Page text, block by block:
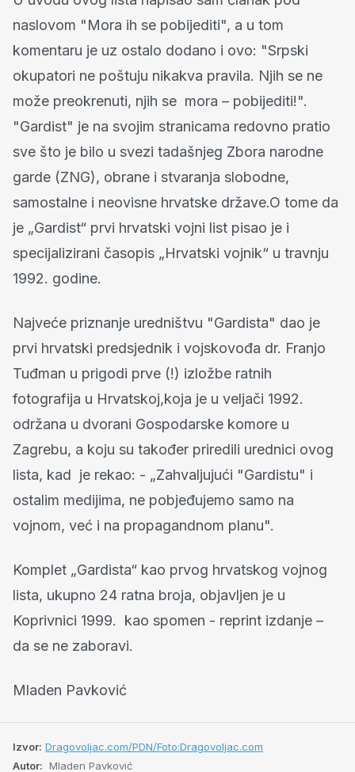
naslovom "Mora ih se pobijediti", a u tom
komentaru je uz ostalo dodano i ovo: "Srpski
okupatori ne poštuju nikakva pravila. Njih se ne
može preokrenuti, njih se mora – pobijediti!".
"Gardist" je na svojim stranicama redovno pratio
sve što je bilo u svezi tadašnjeg Zbora narodne
garde (ZNG), obrane i stvaranja slobodne,
samostalne i neovisne hrvatske države.O tome da
je „Gardist“ prvi hrvatski vojni list pisao je i
specijalizirani časopis „Hrvatski vojnik“ u travnju
1992. godine.
Najveće priznanje uredništvu "Gardista" dao je
prvi hrvatski predsjednik i vojskovođa dr. Franjo
Tuđman u prigodi prve (!) izložbe ratnih
fotografija u Hrvatskoj,koja je u veljači 1992.
održana u dvorani Gospodarske komore u
Zagrebu, a koju su također priredili urednici ovog
lista, kad je rekao: - „Zahvaljujući "Gardistu" i
ostalim medijima, ne pobjeđujemo samo na
vojnom, već i na propagandnom planu".
Komplet „Gardista“ kao prvog hrvatskog vojnog
lista, ukupno 24 ratna broja, objavljen je u
Koprivnici 1999. kao spomen - reprint izdanje –
da se ne zaboravi.
Mladen Pavković
Izvor: Dragovoljac.com/PDN/Foto:Dragovoljac.com
Autor: Mladen Pavković